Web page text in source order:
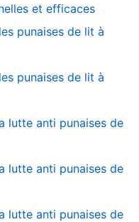
et efficaces
punaises de lit à
punaises de lit à
lutte anti punaises de
lutte anti punaises de
lutte anti punaises de